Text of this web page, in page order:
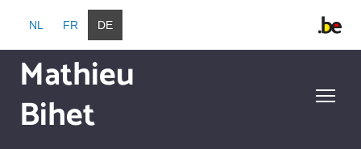
Direkt zum Inhalt
NL FR DE
Mathieu
Bihet